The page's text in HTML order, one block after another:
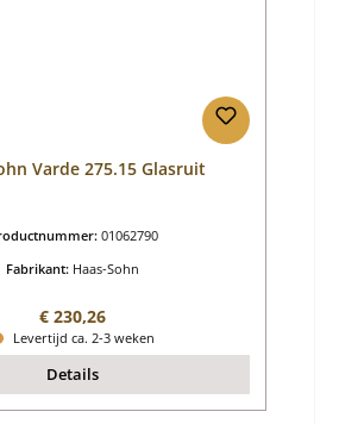
Varde 275.15 Glasruit
01062790
Fabrikant: Haas-Sohn
Normale prijs:
€ 230,26
Levertijd ca. 2-3 weken
Details